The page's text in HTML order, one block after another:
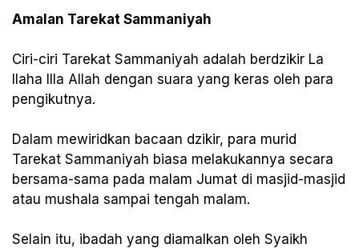
Amalan Tarekat Sammaniyah
Ciri-ciri Tarekat Sammaniyah adalah berdzikir La
Ilaha Illa Allah dengan suara yang keras oleh para
pengikutnya.
Dalam mewiridkan bacaan dzikir, para murid
Tarekat Sammaniyah biasa melakukannya secara
bersama-sama pada malam Jumat di masjid-masjid
atau mushala sampai tengah malam.
Selain itu, ibadah yang diamalkan oleh Syaikh